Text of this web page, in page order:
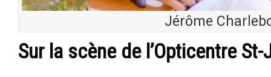
Jérôme
Sur la scène de l’Opticentre